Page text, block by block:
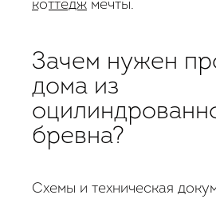
коттедж мечты.
Зачем нужен
дома из
бревна?
Схемы и техническая